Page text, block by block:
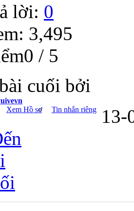
lời: 0
3,495
/ 5
cuối bởi
Xem Hồ sơ
Tin nhắn riêng